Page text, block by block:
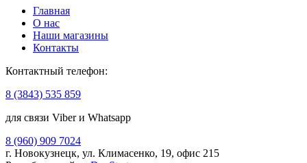
Главная
О нас
Наши магазины
Контакты
Контактный телефон:
8 (3843) 535 859
для связи Viber и Whatsapp
8 (960) 909 7024
г. Новокузнецк, ул. Климасенко, 19, офис 215